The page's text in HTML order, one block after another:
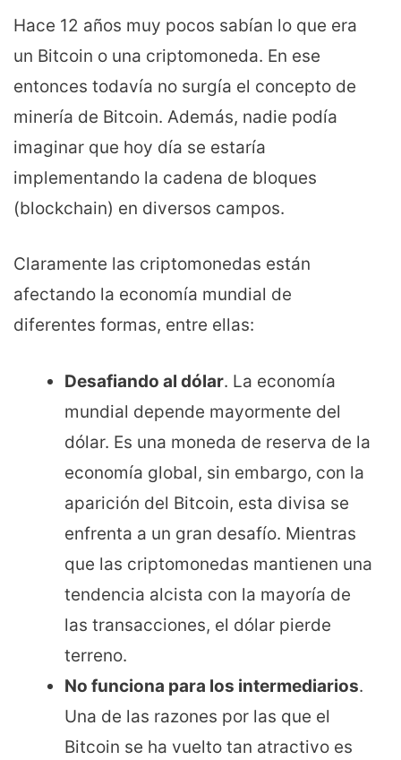
Hace 12 años muy pocos sabían lo que era
un Bitcoin o una criptomoneda. En ese
entonces todavía no surgía el concepto de
minería de Bitcoin. Además, nadie podía
imaginar que hoy día se estaría
implementando la cadena de bloques
(blockchain) en diversos campos.
Claramente las criptomonedas están
afectando la economía mundial de
diferentes formas, entre ellas:
Desafiando al dólar. La economía
mundial depende mayormente del
dólar. Es una moneda de reserva de la
economía global, sin embargo, con la
aparición del Bitcoin, esta divisa se
enfrenta a un gran desafío. Mientras
que las criptomonedas mantienen una
tendencia alcista con la mayoría de
las transacciones, el dólar pierde
terreno.
No funciona para los intermediarios.
Una de las razones por las que el
Bitcoin se ha vuelto tan atractivo es